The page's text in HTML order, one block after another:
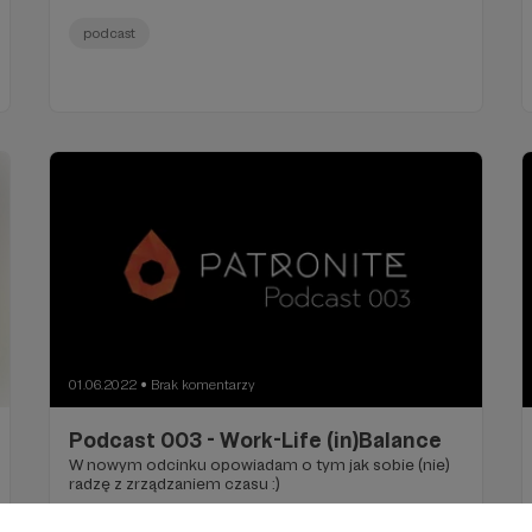
podcast
01.06.2022 ● Brak komentarzy
Podcast 003 - Work-Life (in)Balance
W nowym odcinku opowiadam o tym jak sobie (nie)
radzę z zrządzaniem czasu :)